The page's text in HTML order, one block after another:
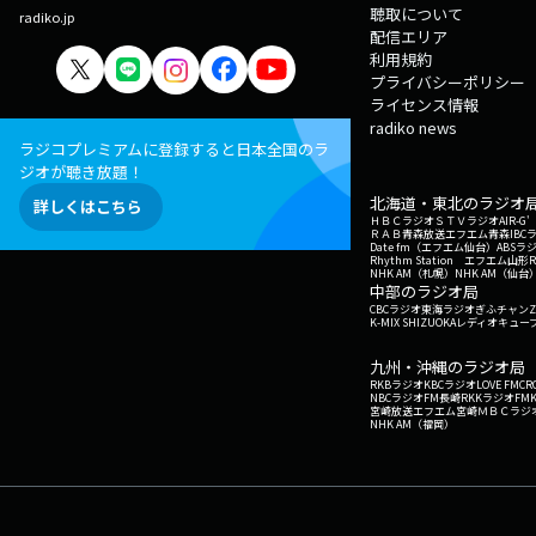
radiko.jp
ラジコプレミアムに登録すると日本全国のラ
ジオが聴き放題！
詳しくはこちら
聴取について
配信エリア
利用規約
プライバシーポリシー
ライセンス情報
radiko news
北海道・東北のラジオ
ＨＢＣラジオＳＴＶラジオAIR-G'
ＲＡＢ青森放送エフエム青森IBC
Date fm（エフエム仙台） ABSラ
Rhythm Station エフエム山形
NHK AM（札幌） NHK AM（仙台
中部のラジオ局
CBCラジオ東海ラジオぎふチャン
K-MIX SHIZUOKAレディオキュー
九州・沖縄のラジオ局
RKBラジオKBCラジオLOVE FM
NBCラジオFM長崎RKKラジオ
宮崎放送エフエム宮崎ＭＢＣラジ
NHK AM（福岡）